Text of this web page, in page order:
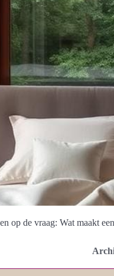
op de vraag: Wat maakt